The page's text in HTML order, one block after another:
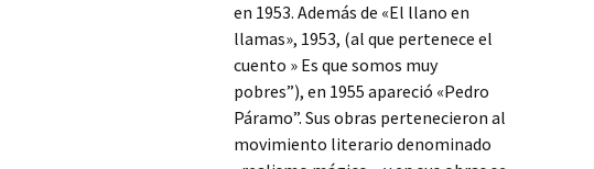
en 1953. Además de «El llano en
llamas», 1953, (al que pertenece el
cuento » Es que somos muy
pobres”), en 1955 apareció «Pedro
Páramo”. Sus obras pertenecieron al
movimiento literario denominado